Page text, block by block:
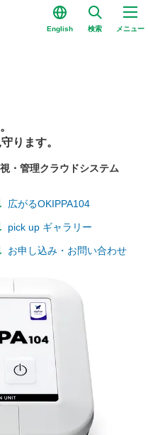
English 検索 メニュー
ります。
・管理クラウドシステム
広がるOKIPPA104
pick up ギャラリー
お申し込み・お問い合わせ